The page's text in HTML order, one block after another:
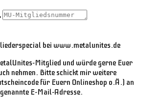
bei www.metalunites.de
Mitglied und würde gerne Euer
nehmen. Bitte schickt mir weitere
für Euern Onlineshop o.Ä.) an
E-Mail-Adresse.